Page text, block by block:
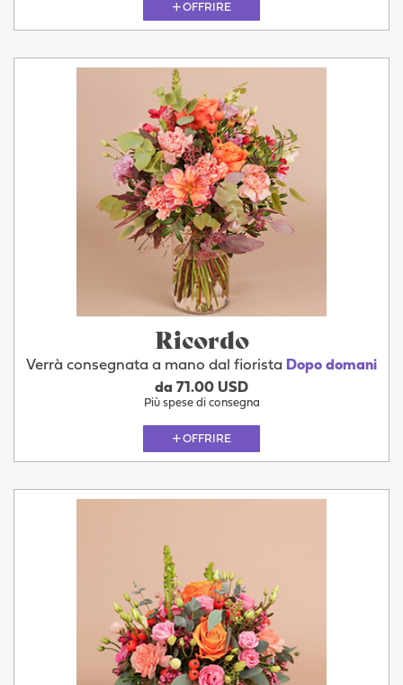
OFFRIRE
Ricordo
Verrà consegnata a mano dal fiorista Dopo domani
da 71.00 USD
Più spese di consegna
OFFRIRE